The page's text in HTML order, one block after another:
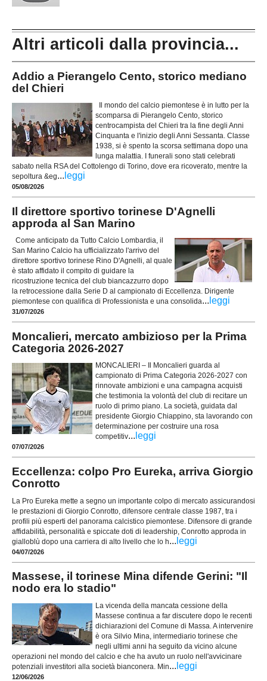
Altri articoli dalla provincia...
Addio a Pierangelo Cento, storico mediano
del Chieri
Il mondo del calcio piemontese è in lutto per la
scomparsa di Pierangelo Cento, storico
centrocampista del Chieri tra la fine degli Anni
Cinquanta e l'inizio degli Anni Sessanta. Classe
1938, si è spento la scorsa settimana dopo una
lunga malattia. I funerali sono stati celebrati
sabato nella RSA del Cottolengo di Torino, dove era ricoverato, mentre la
sepoltura &eg... leggi
05/08/2026
Il direttore sportivo torinese D'Agnelli
approda al San Marino
Come anticipato da Tutto Calcio Lombardia, il
San Marino Calcio ha ufficializzato l'arrivo del
direttore sportivo torinese Rino D'Agnelli, al quale
è stato affidato il compito di guidare la
ricostruzione tecnica del club biancazzurro dopo
la retrocessione dalla Serie D al campionato di Eccellenza. Dirigente
piemontese con qualifica di Professionista e una consolida... leggi
31/07/2026
Moncalieri, mercato ambizioso per la Prima
Categoria 2026-2027
MONCALIERI – Il Moncalieri guarda al
campionato di Prima Categoria 2026-2027 con
rinnovate ambizioni e una campagna acquisti
che testimonia la volontà del club di recitare un
ruolo di primo piano. La società, guidata dal
presidente Giorgio Chiappino, sta lavorando con
determinazione per costruire una rosa
competitiv... leggi
07/07/2026
Eccellenza: colpo Pro Eureka, arriva Giorgio
Conrotto
La Pro Eureka mette a segno un importante colpo di mercato assicurandosi
le prestazioni di Giorgio Conrotto, difensore centrale classe 1987, tra i
profili più esperti del panorama calcistico piemontese. Difensore di grande
affidabilità, personalità e spiccate doti di leadership, Conrotto approda in
gialloblù dopo una carriera di alto livello che lo h... leggi
04/07/2026
Massese, il torinese Mina difende Gerini: "Il
nodo era lo stadio"
La vicenda della mancata cessione della
Massese continua a far discutere dopo le recenti
dichiarazioni del Comune di Massa. A intervenire
è ora Silvio Mina, intermediario torinese che
negli ultimi anni ha seguito da vicino alcune
operazioni nel mondo del calcio e che ha avuto un ruolo nell'avvicinare
potenziali investitori alla società bianconera. Min... leggi
12/06/2026